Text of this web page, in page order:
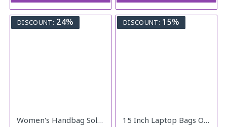
DISCOUNT: 24%
Women's Handbag Solid ( pink colour )
DISCOUNT: 15%
15 Inch Laptop Bags Office Documents Storage Bag Travel ( gray )